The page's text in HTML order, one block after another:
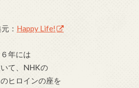
： Happy Life!
年には
て、NHKの
のヒロインの座を